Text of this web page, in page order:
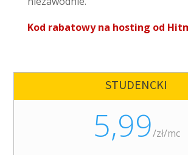
Kod rabatowy na hosting od
STUDENCKI
5,99/zł/mc